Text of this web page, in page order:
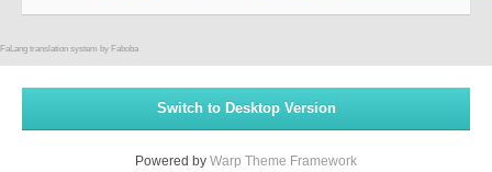
FaLang translation system by Faboba
Switch to Desktop Version
Powered by Warp Theme Framework